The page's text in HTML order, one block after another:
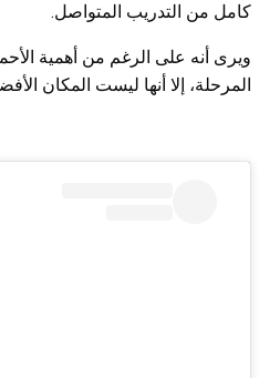
كامل من التدريب المتواصل.
ويرى أنه على الرغم من أهمية
المرحلة، إلا أنها ليست المكان